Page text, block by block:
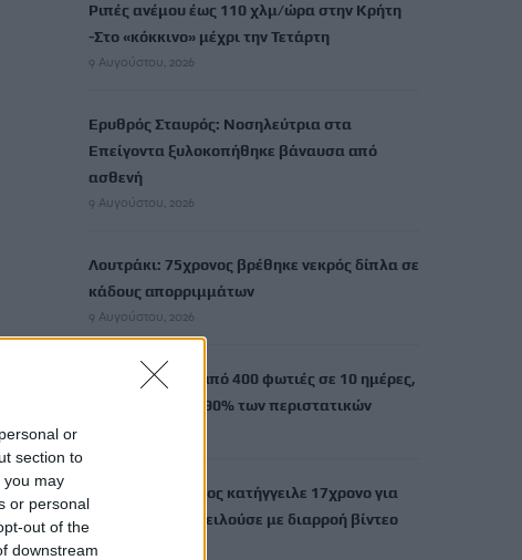
or
section to
you may
or personal
out of the
downstream
Ριπές ανέμου έως 110 χλμ/ώρα στην Κρήτη
-Στο «κόκκινο» μέχρι την Τετάρτη
9 Αυγούστου, 2026
Ερυθρός Σταυρός: Νοσηλεύτρια στα
Επείγοντα ξυλοκοπήθηκε βάναυσα από
ασθενή
9 Αυγούστου, 2026
Λουτράκι: 75χρονος βρέθηκε νεκρός δίπλα σε
κάδους απορριμμάτων
9 Αυγούστου, 2026
Τουρνάς: Πάνω από 400 φωτιές σε 10 ημέρες,
από αμέλεια το 90% των περιστατικών
Σκιάθος: Ανήλικος κατήγγειλε 17χρονο για
βιασμό – Τον απειλούσε με διαρροή βίντεο
στο διαδίκτυο